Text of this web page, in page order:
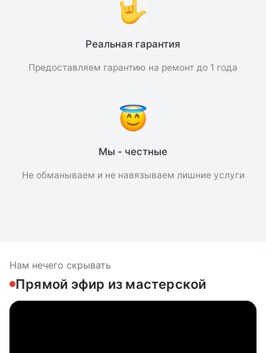
Реальная гарантия
Предоставляем гарантию на ремонт до 1 года
Мы - честные
Не обманываем и не навязываем лишние услуги
Нам нечего скрывать
Прямой эфир из мастерской